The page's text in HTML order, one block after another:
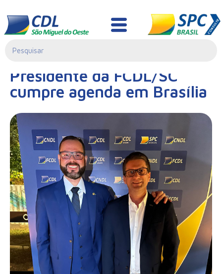
Notícias
Presidente da FCDL/SC
cumpre agenda em Brasília